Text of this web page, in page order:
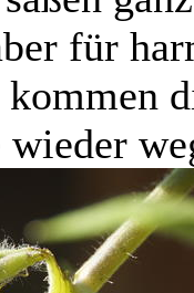
für